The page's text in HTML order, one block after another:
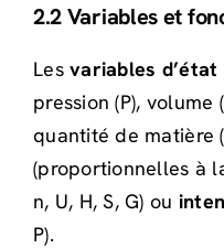
2.2 Variables et
Lesvariables d’état
pression (P), volume
quantité de matière
(proportionnelles à
n, U, H, S, G) ou
P).